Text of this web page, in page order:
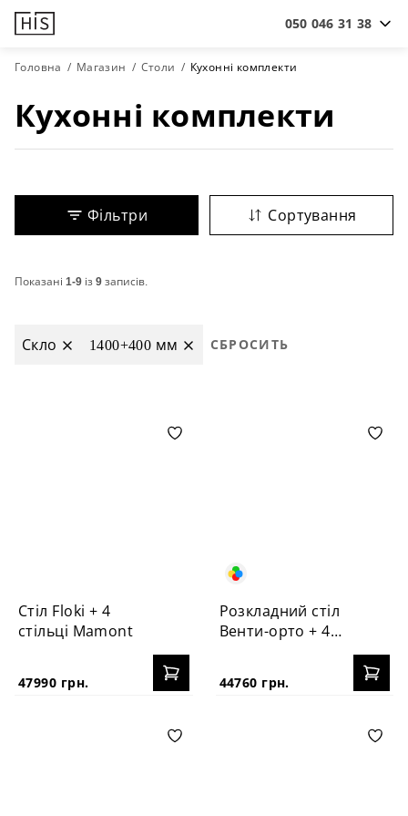
050 046 31 38
Головна Магазин Столи Кухонні комплекти
Кухонні комплекти
Фільтри Сортування
Показані 1-9 із9записів.
Скло 1400+400 мм СБРОСИТЬ
Стіл Floki + 4
стільці Mamont
47990 грн.
Розкладний стіл
Венти-орто + 4
44760 грн.